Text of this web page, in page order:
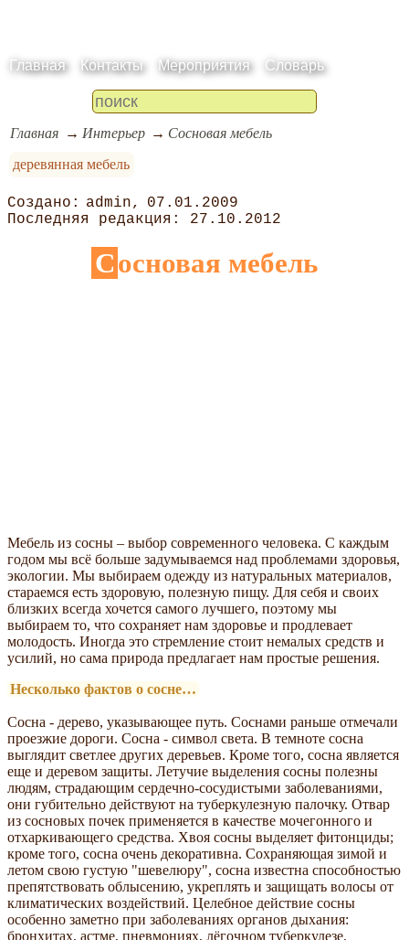
Главная Контакты Мероприятия Словарь
Главная Интерьер
Сосновая мебель
деревянная мебель
admin
07.01.2009
27.10.2012
Сосновая мебель
Мебель из сосны – выбор современного человека. С каждым
годом мы всё больше задумываемся над проблемами здоровья,
экологии. Мы выбираем одежду из натуральных материалов,
стараемся есть здоровую, полезную пищу. Для себя и своих
близких всегда хочется самого лучшего, поэтому мы
выбираем то, что сохраняет нам здоровье и продлевает
молодость. Иногда это стремление стоит немалых средств и
усилий, но сама природа предлагает нам простые решения.
Несколько фактов о сосне…
Сосна - дерево, указывающее путь. Соснами раньше отмечали
проезжие дороги. Сосна - символ света. В темноте сосна
выглядит светлее других деревьев. Кроме того, сосна является
еще и деревом защиты. Летучие выделения сосны полезны
людям, страдающим сердечно-сосудистыми заболеваниями,
они губительно действуют на туберкулезную палочку. Отвар
из сосновых почек применяется в качестве мочегонного и
отхаркивающего средства. Хвоя сосны выделяет фитонциды;
кроме того, сосна очень декоративна. Сохраняющая зимой и
летом свою густую "шевелюру", сосна известна способностью
препятствовать облысению, укреплять и защищать волосы от
климатических воздействий. Целебное действие сосны
особенно заметно при заболеваниях органов дыхания:
бронхитах, астме, пневмониях, лёгочном туберкулезе,